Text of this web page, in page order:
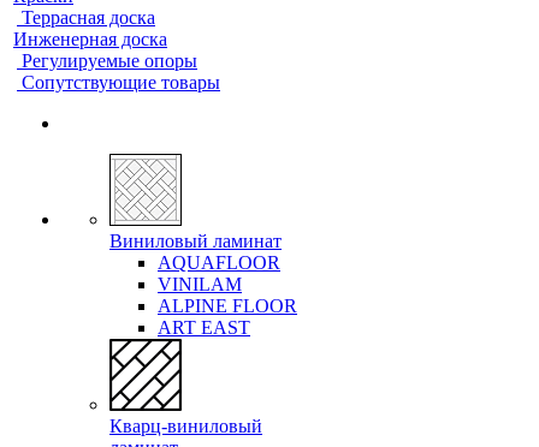
Террасная доска
Инженерная доска
Регулируемые опоры
Сопутствующие товары
Виниловый ламинат
AQUAFLOOR
VINILAM
ALPINE FLOOR
ART EAST
Кварц-виниловый